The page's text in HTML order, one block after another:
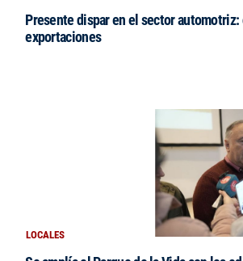
Presente dispar en el sector
exportaciones
LOCALES